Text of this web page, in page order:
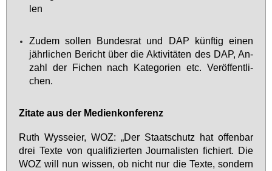
len
Zu­dem sol­len Bun­des­rat und DAP künf­tig ei­nen
jähr­li­chen Be­richt über die Ak­ti­vi­tä­ten des DAP, An­
zahl der Fi­chen nach Ka­te­go­ri­en etc. Ver­öf­fent­li­
chen.
Zi­ta­te aus der Me­di­en­kon­fe­renz
Ruth Wyss­ei­er, WOZ: „Der Staatschutz hat of­fen­bar
drei Tex­te von qua­li­fi­zier­ten Jour­na­lis­ten fi­chiert. Die
WOZ will nun wis­sen, ob nicht nur die Tex­te, son­dern